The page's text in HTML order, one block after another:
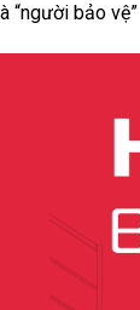
“người bảo